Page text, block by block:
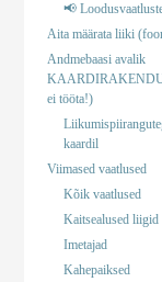
📢
Aita määrata liiki
Andmebaasi avalik
ei tööta!)
kaardil
Viimased vaatlused
Kõik vaatlused
Kaitsealused liigid
Imetajad
Kahepaiksed